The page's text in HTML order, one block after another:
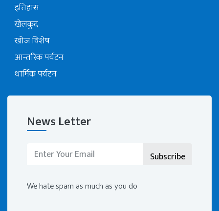
इतिहास
खेलकुद
खोज विशेष
आन्तरिक पर्यटन
धार्मिक पर्यटन
News Letter
We hate spam as much as you do